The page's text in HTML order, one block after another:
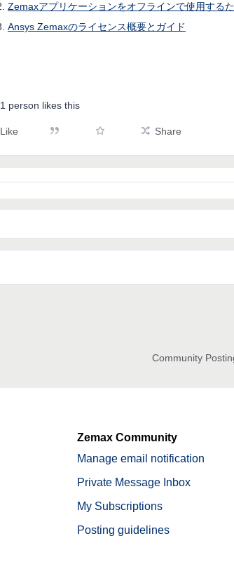
Zemaxアプリケーションをオフラインで使用する
Ansys Zemaxのライセンス概要とガイド
1 person likes this
Like Share
Community
Zemax Community
Manage email notification
Private Message Inbox
My Subscriptions
Posting guidelines